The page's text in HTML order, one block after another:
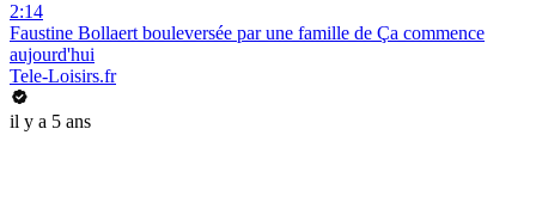
2:14
Faustine Bollaert bouleversée par une famille de Ça commence
aujourd'hui
Tele-Loisirs.fr
il y a 5 ans